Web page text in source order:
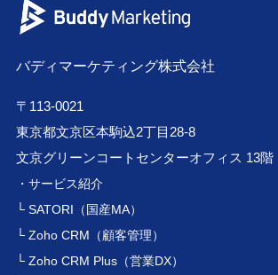
バディマーケティング株式会社
〒113-0021
東京都文京区本駒込2丁目28-8
文京グリーンコートセンターオフィス 13階
・サービス紹介
└ SATORI（国産MA）
└ Zoho CRM（顧客管理）
└ Zoho CRM Plus（営業DX）